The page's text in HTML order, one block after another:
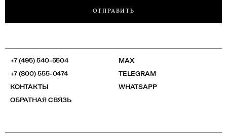
ОТПРАВИТЬ
+7 (495) 540-5504
+7 (800) 555-0474
КОНТАКТЫ
ОБРАТНАЯ СВЯЗЬ
MAX
TELEGRAM
WHATSAPP